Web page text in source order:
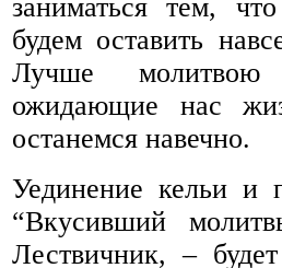
заниматься тем,
будем оставить
Лучше молитвою
ожидающие нас
останемся навечно.
Уединение кельи и
“Вкусивший
Лествичник, –